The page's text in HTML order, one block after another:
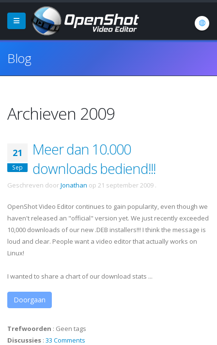
Blog
Archieven 2009
21
Sep
Meer dan 10.000
downloads bediend!!!
Geschreven doorJonathan op 21 september 2009 .
OpenShot Video Editor continues to gain popularity, even though we
haven't released an "official" version yet. We just recently exceeded
10,000 downloads of our new .DEB installers!!! I think the message is
loud and clear. People want a video editor that actually works on
Linux!
I wanted to share a chart of our download stats ...
Doorgaan
Trefwoorden : Geen tags
Discussies : 33 Comments